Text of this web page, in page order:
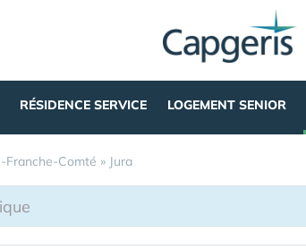
RÉSIDENCE SERVICE LOGEMENT SENIOR
Franche-Comté » Jura